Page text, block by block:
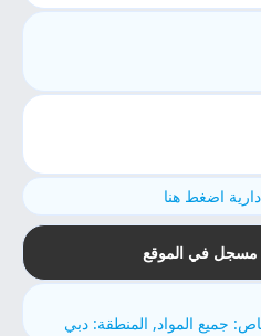
اضغط هنا
جميع المواد, المنطقة: دبي